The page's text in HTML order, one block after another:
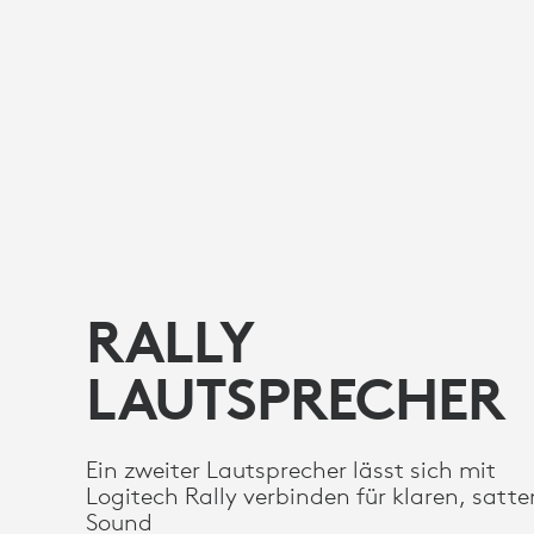
RALLY
LAUTSPRECHER
Ein zweiter Lautsprecher lässt sich mit
Logitech Rally verbinden für klaren,
Sound